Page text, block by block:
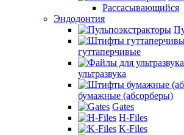
Рассасывающийся
Эндодонтия
гуттаперчивые
ультразвука
бумажные (абсорберы)
Gates
H-Files
K-Files